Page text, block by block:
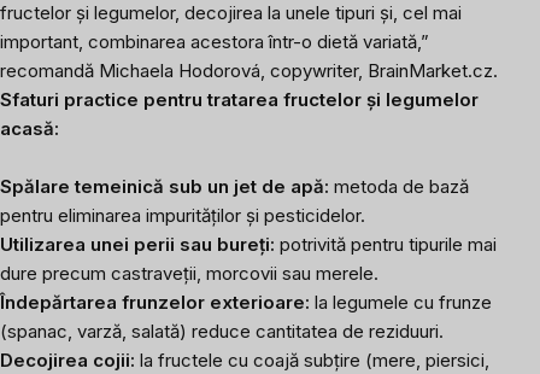
fructelor și legumelor, decojirea la unele tipuri și, cel mai
important, combinarea acestora într-o dietă variată,”
recomandă Michaela Hodorová, copywriter, BrainMarket.cz.
Sfaturi practice pentru tratarea fructelor și legumelor
acasă:
Spălare temeinică sub un jet de apă: metoda de bază
pentru eliminarea impurităților și pesticidelor.
Utilizarea unei perii sau bureți: potrivită pentru tipurile mai
dure precum castraveții, morcovii sau merele.
Îndepărtarea frunzelor exterioare: la legumele cu frunze
(spanac, varză, salată) reduce cantitatea de reziduuri.
Decojirea cojii: la fructele cu coajă subțire (mere, piersici,